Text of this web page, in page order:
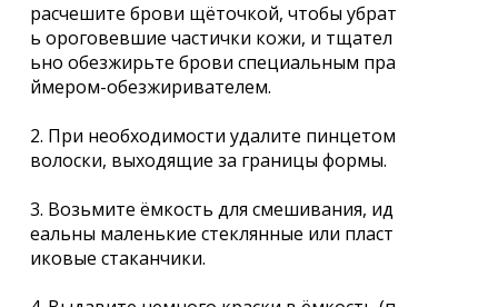
расчешите брови щёточкой, чтобы убрат
ь ороговевшие частички кожи, и тщател
ьно обезжирьте брови специальным пра
ймером-обезжиривателем.
2. При необходимости удалите пинцетом
волоски, выходящие за границы формы.
3. Возьмите ёмкость для смешивания, ид
еальны маленькие стеклянные или пласт
иковые стаканчики.